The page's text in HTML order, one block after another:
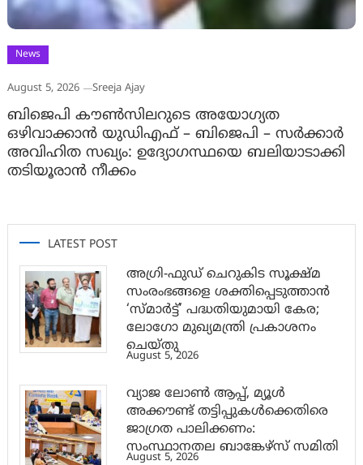
News
August 5, 2026 Sreeja Ajay
ബിജെപി കൗൺസിലറുടെ അയോഗ്യത
ഒഴിവാക്കാൻ യുഡിഎഫ് – ബിജെപി – സർക്കാർ
അവിഹിത സഖ്യം: ഉദ്യോഗസ്ഥയെ ബലിയാടാക്കി
തടിയൂരാൻ നീക്കം
LATEST POST
അഗ്രി-ഫുഡ് ചെറുകിട സൂക്ഷ്മ
സംരംഭങ്ങളെ ശക്തിപ്പെടുത്താന്‍
‘സ്മാര്‍ട്ട്’ പദ്ധതിയുമായി കേര;
ലോഗോ മുഖ്യമന്ത്രി പ്രകാശനം
ചെയ്തു
August 5, 2026
വ്യാജ ലോൺ ആപ്പ്, മ്യൂൾ
അക്കൗണ്ട് തട്ടിപ്പുകൾക്കെതിരെ
ജാ​ഗ്രത പാലിക്കണം:
സംസ്ഥാനതല ബാങ്കേഴ്സ് സമിതി
August 5, 2026